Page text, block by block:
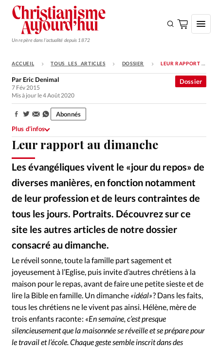
Un repère dans l'actualité depuis 1872
S'ABONNER
Monde
Opinions
Tous les articles
Faire un don
Emploi
Se connecter
Édition: Internationale
Tous les articles
Actualité chrétienne
Actualité internationale
Chronique
Culture
Dossier
Eglises Foi Génération réveil
Monde
Opinions
Publireportage
Relations Aujourd'hui
Société
Tour du monde des Eglises
Trait d'Ixène
Vécu
Vie Intérieure
ACCUEIL TOUS LES ARTICLES DOSSIER LEUR RAPPORT AU DIMANCHE
Leur rapport au dimanche
Les évangéliques vivent le «jour du repos» de
diverses manières, en fonction notamment
de leur profession et de leurs contraintes de
tous les jours. Portraits. Découvrez sur ce
site les autres articles de notre dossier
consacré au dimanche.
Dossier
Par Eric Denimal
7 Fév 2015
Mis à jour le 4 Août 2020
Partager:
Abonnés
Plus d’infos
Le réveil sonne, toute la famille part sagement et
joyeusement à l’Eglise, puis invite d’autres chrétiens à la
maison pour le repas, avant de faire une petite sieste et de
lire la Bible en famille. Un dimanche «idéal»? Dans les faits,
tous les chrétiens ne le vivent pas ainsi. Hélène, mère de
trois enfants raconte : «En semaine, c’est presque
silencieusement que la maisonnée se réveille et se prépare pour
le travail et l’école. Chaque geste semble inscrit dans des